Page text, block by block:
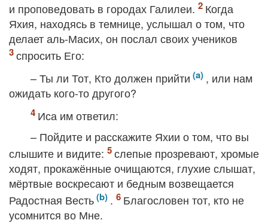
и проповедовать в городах Галилеи.
Когда
Яхия, находясь в темнице, услышал о том, что
делает аль-Масих, он послал своих учеников
спросить Его:
– Ты ли Тот, Кто должен прийти
, или нам
ожидать кого-то другого?
Иса им ответил:
– Пойдите и расскажите Яхии о том, что вы
слышите и видите:
слепые прозревают, хромые
ходят, прокажённые очищаются, глухие слышат,
мёртвые воскресают и бедным возвещается
Радостная Весть
.
Благословен тот, кто не
усомнится во Мне.